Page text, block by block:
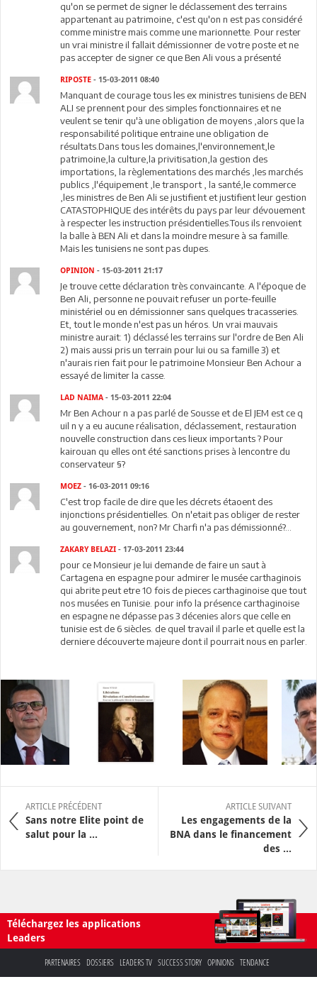
qu'on se permet de signer le déclassement des terrains
appartenant au patrimoine, c'est qu'on n est pas considéré
comme ministre mais comme une marionnette. Pour rester
un vrai ministre il fallait démissionner de votre poste et ne
pas accepter de signer ce que Ben Ali vous a présenté
RIPOSTE - 15-03-2011 08:40
Manquant de courage tous les ex ministres tunisiens de BEN
ALI se prennent pour des simples fonctionnaires et ne
veulent se tenir qu'à une obligation de moyens ,alors que la
responsabilité politique entraine une obligation de
résultats.Dans tous les domaines,l'environnement,le
patrimoine,la culture,la privitisation,la gestion des
importations, la règlementations des marchés ,les marchés
publics ,l'équipement ,le transport , la santé,le commerce
,les ministres de Ben Ali se justifient et justifient leur gestion
CATASTOPHIQUE des intérêts du pays par leur dévouement
à respecter les instruction présidentielles.Tous ils renvoient
la balle à BEN Ali et dans la moindre mesure à sa famille.
Mais les tunisiens ne sont pas dupes.
OPINION - 15-03-2011 21:17
Je trouve cette déclaration très convaincante. A l'époque de
Ben Ali, personne ne pouvait refuser un porte-feuille
ministériel ou en démissionner sans quelques tracasseries.
Et, tout le monde n'est pas un héros. Un vrai mauvais
ministre aurait: 1) déclassé les terrains sur l'ordre de Ben Ali
2) mais aussi pris un terrain pour lui ou sa famille 3) et
n'aurais rien fait pour le patrimoine Monsieur Ben Achour a
essayé de limiter la casse.
LAD NAIMA- 15-03-2011 22:04
Mr Ben Achour n a pas parlé de Sousse et de El JEM est ce q
uil n y a eu aucune réalisation, déclassement, restauration
nouvelle construction dans ces lieux importants ? Pour
kairouan qu elles ont été sanctions prises à lencontre du
conservateur §?
MOEZ - 16-03-2011 09:16
C'est trop facile de dire que les décrets étaoent des
injonctions présidentielles. On n'etait pas obliger de rester
au gouvernement, non? Mr Charfi n'a pas démissionné?...
ZAKARY BELAZI - 17-03-2011 23:44
pour ce Monsieur je lui demande de faire un saut à
Cartagena en espagne pour admirer le musée carthaginois
qui abrite peut etre 10 fois de pieces carthaginoise que tout
nos musées en Tunisie. pour info la présence carthaginoise
en espagne ne dépasse pas 3 décenies alors que celle en
tunisie est de 6 siècles. de quel travail il parle et quelle est la
derniere découverte majeure dont il pourrait nous en parler.
ARTICLE PRÉCÉDENT
Sans notre Elite point de
salut pour la ...
ARTICLE SUIVANT
Les engagements de la
BNA dans le financement
des ...
Téléchargez les applications
Leaders
PARTENAIRES DOSSIERS LEADERS TV SUCCESS STORY OPINIONS TENDANCE